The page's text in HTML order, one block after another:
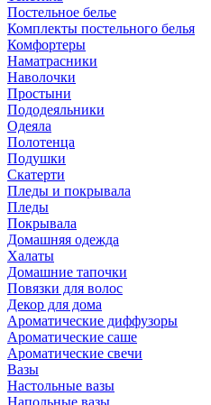
Постельное белье
Комплекты постельного белья
Комфортеры
Наматрасники
Наволочки
Простыни
Пододеяльники
Одеяла
Полотенца
Подушки
Скатерти
Пледы и покрывала
Пледы
Покрывала
Домашняя одежда
Халаты
Домашние тапочки
Повязки для волос
Декор для дома
Ароматические диффузоры
Ароматические саше
Ароматические свечи
Вазы
Настольные вазы
Напольные вазы